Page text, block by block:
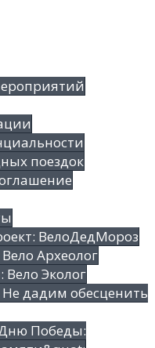
поездок
ВелоДедМороз
Археолог
Вело Эколог
дадим обесценить
Победы: